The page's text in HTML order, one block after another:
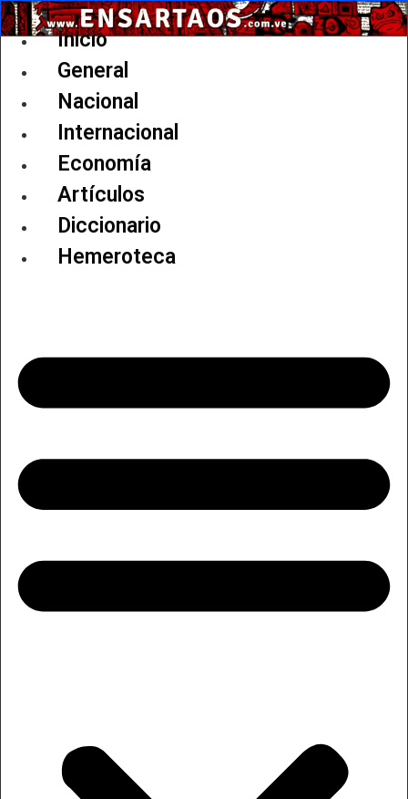
Ir
al
Inicio
General
Nacional
Internacional
Economía
Artículos
Diccionario
Hemeroteca